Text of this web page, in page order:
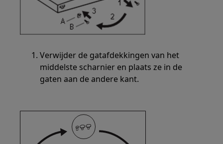
Verwijder de gatafdekkingen van het
middelste scharnier en plaats ze in de
gaten aan de andere kant.